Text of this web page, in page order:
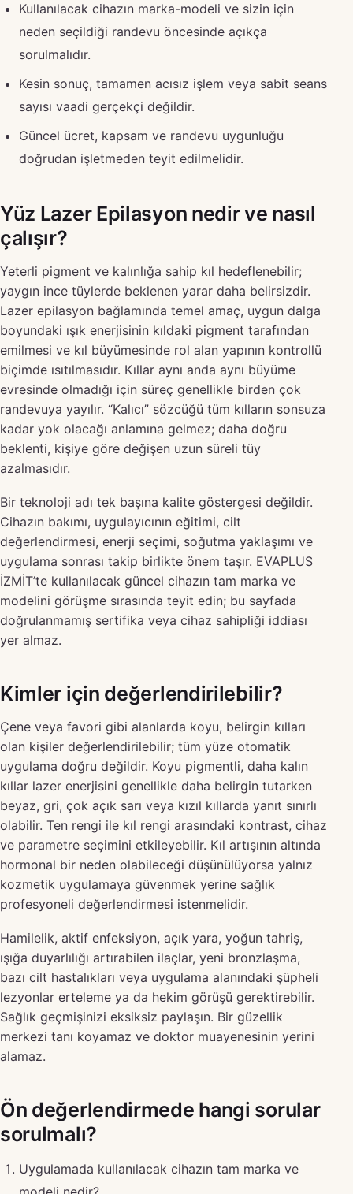
Kullanılacak cihazın marka-modeli ve sizin için
neden seçildiği randevu öncesinde açıkça
sorulmalıdır.
Kesin sonuç, tamamen acısız işlem veya sabit seans
sayısı vaadi gerçekçi değildir.
Güncel ücret, kapsam ve randevu uygunluğu
doğrudan işletmeden teyit edilmelidir.
Yüz Lazer Epilasyon nedir ve nasıl
çalışır?
Yeterli pigment ve kalınlığa sahip kıl hedeflenebilir;
yaygın ince tüylerde beklenen yarar daha belirsizdir.
Lazer epilasyon bağlamında temel amaç, uygun dalga
boyundaki ışık enerjisinin kıldaki pigment tarafından
emilmesi ve kıl büyümesinde rol alan yapının kontrollü
biçimde ısıtılmasıdır. Kıllar aynı anda aynı büyüme
evresinde olmadığı için süreç genellikle birden çok
randevuya yayılır. “Kalıcı” sözcüğü tüm kılların sonsuza
kadar yok olacağı anlamına gelmez; daha doğru
beklenti, kişiye göre değişen uzun süreli tüy
azalmasıdır.
Bir teknoloji adı tek başına kalite göstergesi değildir.
Cihazın bakımı, uygulayıcının eğitimi, cilt
değerlendirmesi, enerji seçimi, soğutma yaklaşımı ve
uygulama sonrası takip birlikte önem taşır. EVAPLUS
İZMİT’te kullanılacak güncel cihazın tam marka ve
modelini görüşme sırasında teyit edin; bu sayfada
doğrulanmamış sertifika veya cihaz sahipliği iddiası
yer almaz.
Kimler için değerlendirilebilir?
Çene veya favori gibi alanlarda koyu, belirgin kılları
olan kişiler değerlendirilebilir; tüm yüze otomatik
uygulama doğru değildir. Koyu pigmentli, daha kalın
kıllar lazer enerjisini genellikle daha belirgin tutarken
beyaz, gri, çok açık sarı veya kızıl kıllarda yanıt sınırlı
olabilir. Ten rengi ile kıl rengi arasındaki kontrast, cihaz
ve parametre seçimini etkileyebilir. Kıl artışının altında
hormonal bir neden olabileceği düşünülüyorsa yalnız
kozmetik uygulamaya güvenmek yerine sağlık
profesyoneli değerlendirmesi istenmelidir.
Hamilelik, aktif enfeksiyon, açık yara, yoğun tahriş,
ışığa duyarlılığı artırabilen ilaçlar, yeni bronzlaşma,
bazı cilt hastalıkları veya uygulama alanındaki şüpheli
lezyonlar erteleme ya da hekim görüşü gerektirebilir.
Sağlık geçmişinizi eksiksiz paylaşın. Bir güzellik
merkezi tanı koyamaz ve doktor muayenesinin yerini
alamaz.
Ön değerlendirmede hangi sorular
sorulmalı?
Uygulamada kullanılacak cihazın tam marka ve